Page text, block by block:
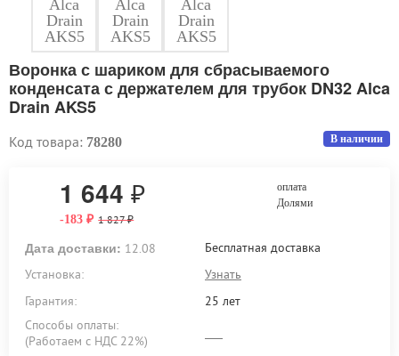
Воронка с шариком для сбрасываемого
конденсата с держателем для трубок DN32 Alca
Drain AKS5
Код товара: 78280 В наличии
1 644₽
-183₽ 1 827₽
оплата
Долями
Дата доставки: 12.08
Бесплатная доставка
Установка:
Узнать
Гарантия:
25 лет
Способы оплаты:
(Работаем с НДС 22%)